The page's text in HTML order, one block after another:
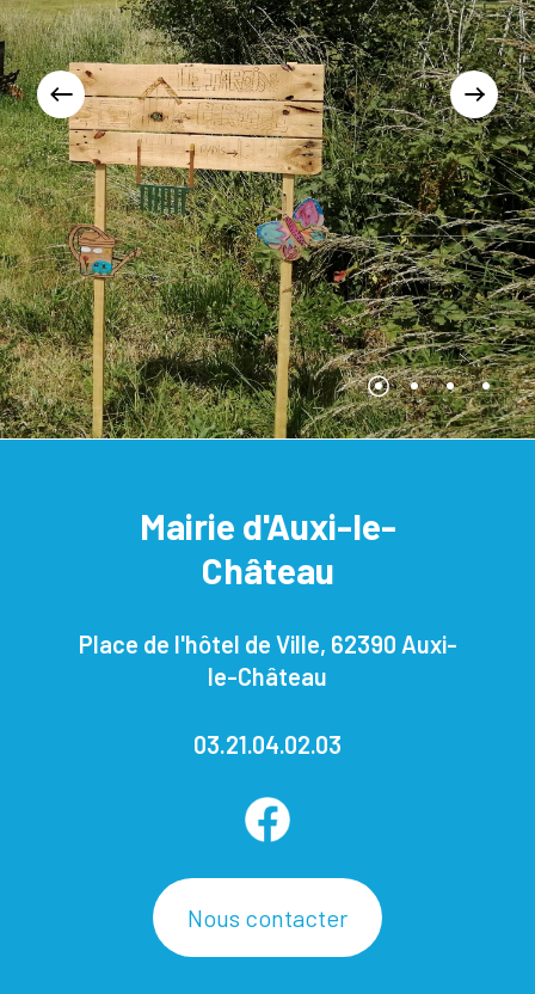
Mairie d'Auxi-le-
Château
Place de l'hôtel de Ville, 62390 Auxi-
le-Château
03.21.04.02.03
Nous contacter